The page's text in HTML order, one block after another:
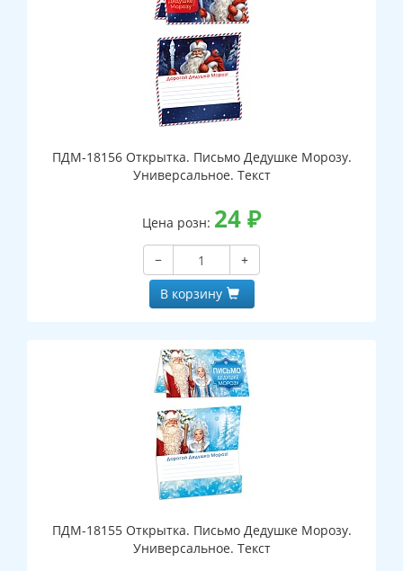
ПДМ-18156 Открытка. Письмо Дедушке Морозу.
Универсальное. Текст
Цена розн: 24₽
−
+
В корзину
ПДМ-18155 Открытка. Письмо Дедушке Морозу.
Универсальное. Текст